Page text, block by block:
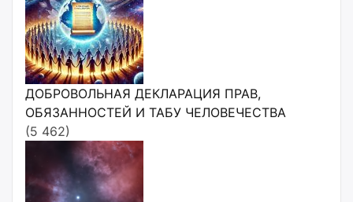
ДОБРОВОЛЬНАЯ ДЕКЛАРАЦИЯ ПРАВ,
ОБЯЗАННОСТЕЙ И ТАБУ ЧЕЛОВЕЧЕСТВА
(5 462)